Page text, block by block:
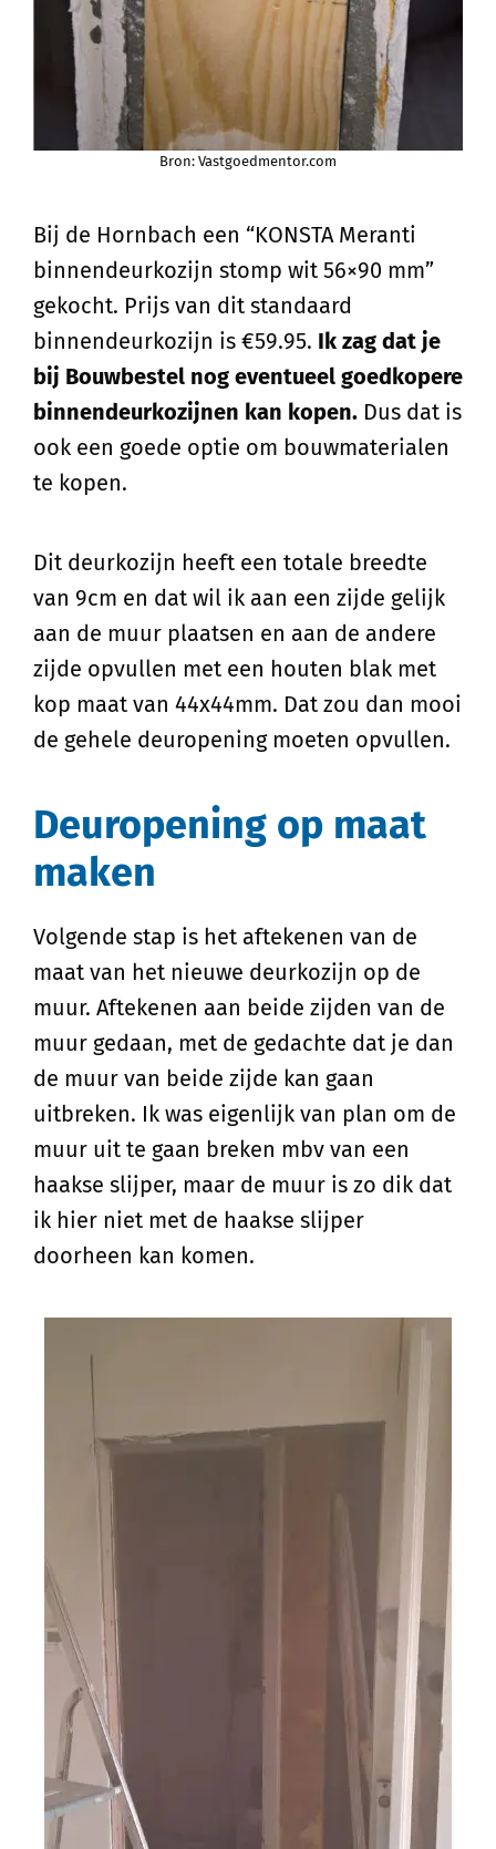
Bron: Vastgoedmentor.com
Bij de Hornbach een “KONSTA Meranti
binnendeurkozijn stomp wit 56×90 mm”
gekocht. Prijs van dit standaard
binnendeurkozijn is €59.95. Ik zag dat je
bij Bouwbestel nog eventueel goedkopere
binnendeurkozijnen kan kopen. Dus dat is
ook een goede optie om bouwmaterialen
te kopen.
Dit deurkozijn heeft een totale breedte
van 9cm en dat wil ik aan een zijde gelijk
aan de muur plaatsen en aan de andere
zijde opvullen met een houten blak met
kop maat van 44x44mm. Dat zou dan mooi
de gehele deuropening moeten opvullen.
Deuropening op maat
maken
Volgende stap is het aftekenen van de
maat van het nieuwe deurkozijn op de
muur. Aftekenen aan beide zijden van de
muur gedaan, met de gedachte dat je dan
de muur van beide zijde kan gaan
uitbreken. Ik was eigenlijk van plan om de
muur uit te gaan breken mbv van een
haakse slijper, maar de muur is zo dik dat
ik hier niet met de haakse slijper
doorheen kan komen.